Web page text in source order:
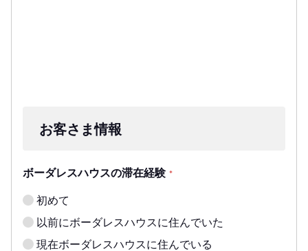
お客さま情報
ボーダレスハウスの滞在経験 *
初めて
以前にボーダレスハウスに住んでいた
現在ボーダレスハウスに住んでいる